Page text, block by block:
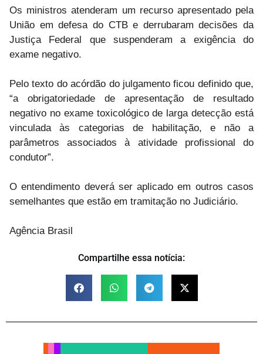
Os ministros atenderam um recurso apresentado pela
União em defesa do CTB e derrubaram decisões da
Justiça Federal que suspenderam a exigência do
exame negativo.
Pelo texto do acórdão do julgamento ficou definido que,
“a obrigatoriedade de apresentação de resultado
negativo no exame toxicológico de larga detecção está
vinculada às categorias de habilitação, e não a
parâmetros associados à atividade profissional do
condutor”.
O entendimento deverá ser aplicado em outros casos
semelhantes que estão em tramitação no Judiciário.
Agência Brasil
Compartilhe essa notícia: